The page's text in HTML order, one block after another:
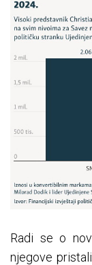
Radi se o
njegove